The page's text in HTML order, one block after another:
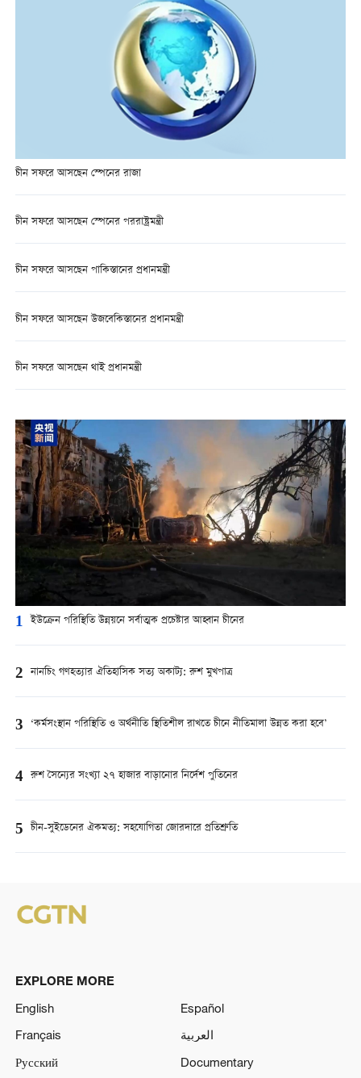
চীন সফরে আসছেন স্পেনের রাজা
চীন সফরে আসছেন স্পেনের পররাষ্ট্রমন্ত্রী
চীন সফরে আসছেন পাকিস্তানের প্রধানমন্ত্রী
চীন সফরে আসছেন উজবেকিস্তানের প্রধানমন্ত্রী
চীন সফরে আসছেন থাই প্রধানমন্ত্রী
1 ইউক্রেন পরিস্থিতি উন্নয়নে সর্বাত্মক প্রচেষ্টার আহ্বান চীনের
2 নানচিং গণহত্যার ঐতিহাসিক সত্য অকাট্য: রুশ মুখপাত্র
3 ‘কর্মসংস্থান পরিস্থিতি ও অর্থনীতি স্থিতিশীল রাখতে চীনে নীতিমালা উন্নত করা হবে’
4 রুশ সৈন্যের সংখ্যা ২৭ হাজার বাড়ানোর নির্দেশ পুতিনের
5 চীন-সুইডেনের ঐকমত্য: সহযোগিতা জোরদারে প্রতিশ্রুতি
EXPLORE MORE
English
Español
Français
العربية
Русский
Documentary